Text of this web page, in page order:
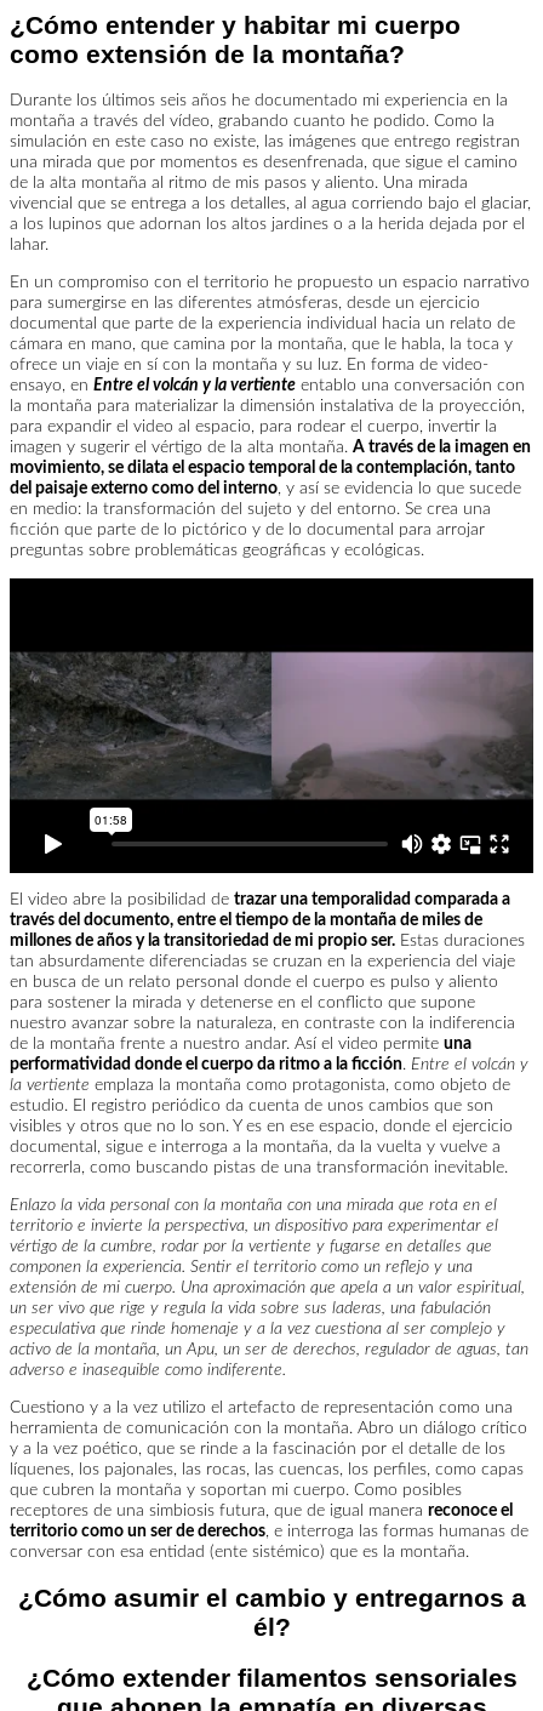
¿Cómo entender y habitar mi cuerpo
como extensión de la montaña?
Durante los últimos seis años he documentado mi experiencia en la
montaña a través del vídeo, grabando cuanto he podido. Como la
simulación en este caso no existe, las imágenes que entrego registran
una mirada que por momentos es desenfrenada, que sigue el camino
de la alta montaña al ritmo de mis pasos y aliento. Una mirada
vivencial que se entrega a los detalles, al agua corriendo bajo el glaciar,
a los lupinos que adornan los altos jardines o a la herida dejada por el
lahar.
En un compromiso con el territorio he propuesto un espacio narrativo
para sumergirse en las diferentes atmósferas, desde un ejercicio
documental que parte de la experiencia individual hacia un relato de
cámara en mano, que camina por la montaña, que le habla, la toca y
ofrece un viaje en sí con la montaña y su luz. En forma de video-
ensayo, en Entre el volcán y la vertiente entablo una conversación con
la montaña para materializar la dimensión instalativa de la proyección,
para expandir el video al espacio, para rodear el cuerpo, invertir la
imagen y sugerir el vértigo de la alta montaña. A través de la imagen en
movimiento, se dilata el espacio temporal de la contemplación, tanto
del paisaje externo como del interno, y así se evidencia lo que sucede
en medio: la transformación del sujeto y del entorno. Se crea una
ficción que parte de lo pictórico y de lo documental para arrojar
preguntas sobre problemáticas geográficas y ecológicas.
El video abre la posibilidad de trazar una temporalidad comparada a
través del documento, entre el tiempo de la montaña de miles de
millones de años y la transitoriedad de mi propio ser. Estas duraciones
tan absurdamente diferenciadas se cruzan en la experiencia del viaje
en busca de un relato personal donde el cuerpo es pulso y aliento
para sostener la mirada y detenerse en el conflicto que supone
nuestro avanzar sobre la naturaleza, en contraste con la indiferencia
de la montaña frente a nuestro andar. Así el video permite una
performatividad donde el cuerpo da ritmo a la ficción. Entre el volcán y
la vertiente emplaza la montaña como protagonista, como objeto de
estudio. El registro periódico da cuenta de unos cambios que son
visibles y otros que no lo son. Y es en ese espacio, donde el ejercicio
documental, sigue e interroga a la montaña, da la vuelta y vuelve a
recorrerla, como buscando pistas de una transformación inevitable.
Enlazo la vida personal con la montaña con una mirada que rota en el
territorio e invierte la perspectiva, un dispositivo para experimentar el
vértigo de la cumbre, rodar por la vertiente y fugarse en detalles que
componen la experiencia. Sentir el territorio como un reflejo y una
extensión de mi cuerpo. Una aproximación que apela a un valor espiritual,
un ser vivo que rige y regula la vida sobre sus laderas, una fabulación
especulativa que rinde homenaje y a la vez cuestiona al ser complejo y
activo de la montaña, un Apu, un ser de derechos, regulador de aguas, tan
adverso e inasequible como indiferente.
Cuestiono y a la vez utilizo el artefacto de representación como una
herramienta de comunicación con la montaña. Abro un diálogo crítico
y a la vez poético, que se rinde a la fascinación por el detalle de los
líquenes, los pajonales, las rocas, las cuencas, los perfiles, como capas
que cubren la montaña y soportan mi cuerpo. Como posibles
receptores de una simbiosis futura, que de igual manera reconoce el
territorio como un ser de derechos, e interroga las formas humanas de
conversar con esa entidad (ente sistémico) que es la montaña.
¿Cómo asumir el cambio y entregarnos a
él?
¿Cómo extender filamentos sensoriales